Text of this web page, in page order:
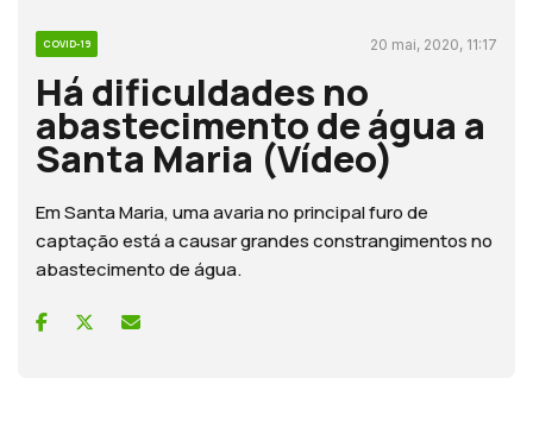
COVID-19 20 mai, 2020, 11:17
Há dificuldades no
abastecimento de água a
Santa Maria (Vídeo)
Em Santa Maria, uma avaria no principal furo de
captação está a causar grandes constrangimentos no
abastecimento de água.